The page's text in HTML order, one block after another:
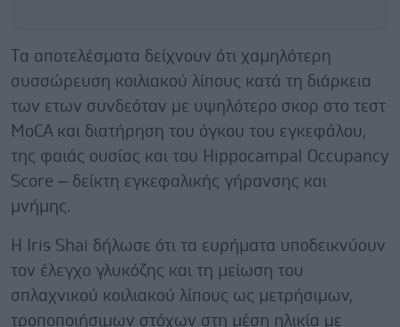
Tα αποτελέσματα δείχνουν ότι χαμηλότερη
συσσώρευση κοιλιακού λίπους κατά τη διάρκεια
των ετων συνδεόταν με υψηλότερο σκορ στο τεστ
MoCA και διατήρηση του όγκου του εγκεφάλου,
της φαιάς ουσίας και του Hippocampal Occupancy
Score – δείκτη εγκεφαλικής γήρανσης και
μνήμης.
Η Iris Shai δήλωσε ότι τα ευρήματα υποδεικνύουν
τον έλεγχο γλυκόζης και τη μείωση του
σπλαχνικού κοιλιακού λίπους ως μετρήσιμων,
τροποποιήσιμων στόχων στη μέση ηλικία με